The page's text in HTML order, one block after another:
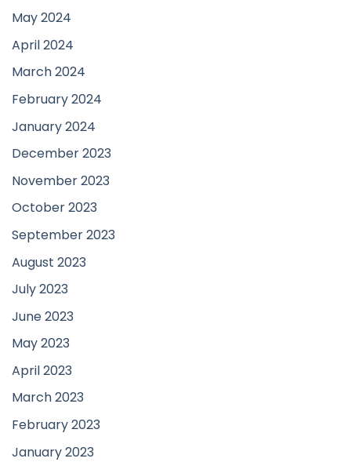
May 2024
April 2024
March 2024
February 2024
January 2024
December 2023
November 2023
October 2023
September 2023
August 2023
July 2023
June 2023
May 2023
April 2023
March 2023
February 2023
January 2023